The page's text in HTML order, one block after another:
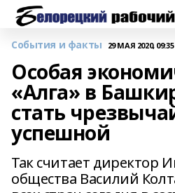
События и факты 29 МАЯ 2020, 09:35
Особая
«Алга» в
стать
успешной
Так считает директор
общества Василий